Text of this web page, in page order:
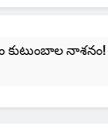
కుటుంబాల నాశనం!